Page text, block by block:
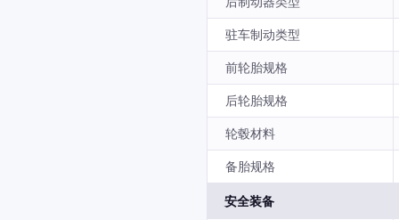
驻车制动类型
前轮胎规格
后轮胎规格
轮毂材料
备胎规格
安全装备